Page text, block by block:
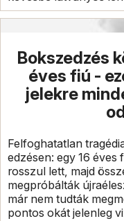
Bokszedzés
éves fiú -
jelekre
Felfoghatatlan
edzésen: egy 16
rosszul lett, majd
megpróbálták
már nem tudták
pontos okát jelenleg